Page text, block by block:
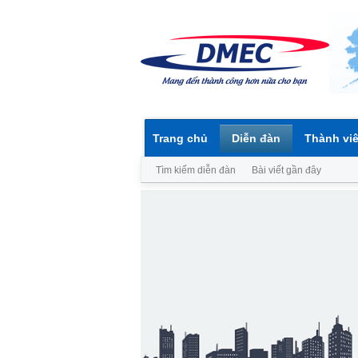
Trang chủ Diễn đàn
Tìm kiếm diễn đàn Bài viết gần đây
Thành